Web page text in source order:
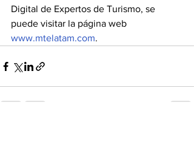
Digital de Expertos de Turismo, se
puede visitar la página web
www.mtelatam.com.